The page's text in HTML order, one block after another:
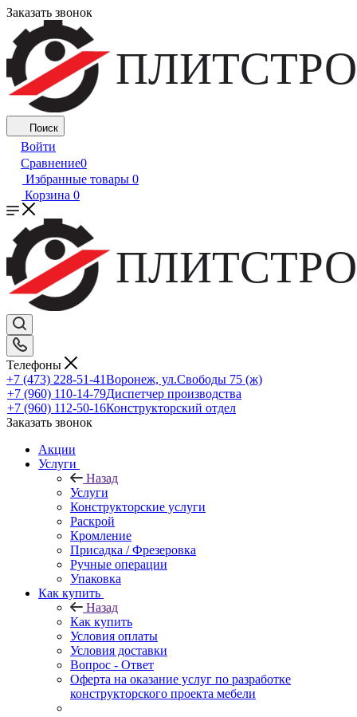
Заказать звонок
Поиск
Войти
Сравнение0
Избранные товары 0
Корзина 0
Телефоны
+7 (473) 228-51-41Воронеж, ул.Свободы 75 (ж)
+7 (960) 110-14-79Диспетчер производства
+7 (960) 112-50-16Конструкторский отдел
Заказать звонок
Акции
Услуги
Назад
Услуги
Конструкторские услуги
Раскрой
Кромление
Присадка / Фрезеровка
Ручные операции
Упаковка
Как купить
Назад
Как купить
Условия оплаты
Условия доставки
Вопрос - Ответ
Оферта на оказание услуг по разработке
конструкторского проекта мебели